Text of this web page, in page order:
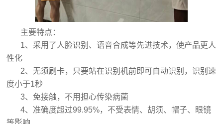
主要特点：
1、采用了人脸识别、语音合成等先进技术，使产品更人
性化
2、无须刷卡，只要站在识别机前即可自动识别，识别速
度小于1秒
3、免接触，不用担心传染病菌
4、准确度超过99.95%，不受表情、胡须、帽子、眼镜